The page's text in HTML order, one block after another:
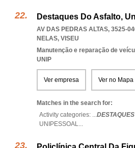
Destaques Do Asfalto,
AV DAS PEDRAS ALTAS, 3525-
NELAS, VISEU
Manutenção e reparação de
UNIP
Ver empresa Ver no Mapa
Matches in the search for:
Activity categories: ...
UNIPESSOAL...